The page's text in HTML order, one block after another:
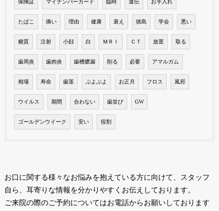
保険証 マイナンバーカード 臨時 遺伝 お手入れ
たばこ 痛い 理由 健康 衰え 徳島 学会 悪い
糖質 注射 小顔 白 ＭＲＩ ＣＴ 放置 取る
歯周炎 歯肉炎 歯槽膿漏 削る 必要 アマルガム
相場 寿命 歯茎 ぶよぶよ お正月 フロス 風邪
ウイルス 期間 合わない 歯並び GW
ゴールデンウイーク 安い 役割
お口に関する様々なお悩みを抱えている方に向けて、スタッフ
自ら、耳寄りな情報を分かりやすくお伝えしております。
ご来院の際のご予約についてはお電話からお願いしております